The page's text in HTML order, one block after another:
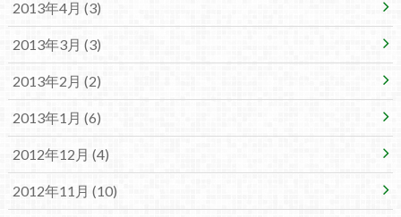
2013年4月 (3)
2013年3月 (3)
2013年2月 (2)
2013年1月 (6)
2012年12月 (4)
2012年11月 (10)